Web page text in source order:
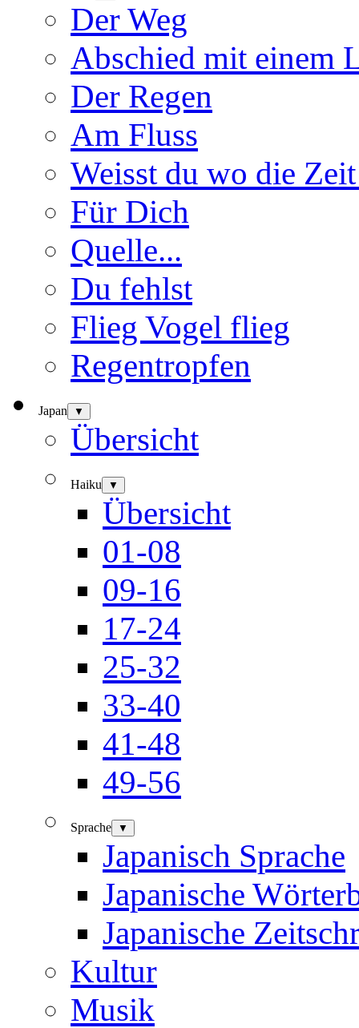
Der Weg
Abschied mit einem
Der Regen
Am Fluss
Weisst du wo die
Für Dich
Quelle...
Du fehlst
Flieg Vogel flieg
Regentropfen
Japan ▼
Übersicht
Haiku ▼
Übersicht
01-08
09-16
17-24
25-32
33-40
41-48
49-56
Sprache ▼
Japanisch Sprache
Japanische
Japanische
Kultur
Musik